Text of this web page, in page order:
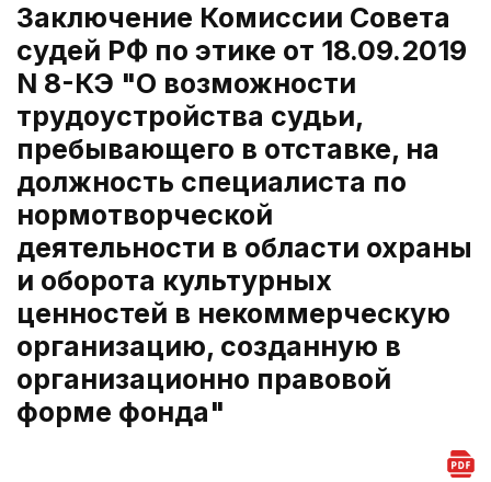
Заключение Комиссии Совета
судей РФ по этике от 18.09.2019
N 8-КЭ "О возможности
трудоустройства судьи,
пребывающего в отставке, на
должность специалиста по
нормотворческой
деятельности в области охраны
и оборота культурных
ценностей в некоммерческую
организацию, созданную в
организационно правовой
форме фонда"